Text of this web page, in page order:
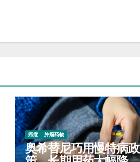
癌症 肿瘤药物
奥希替尼巧用慢特病政